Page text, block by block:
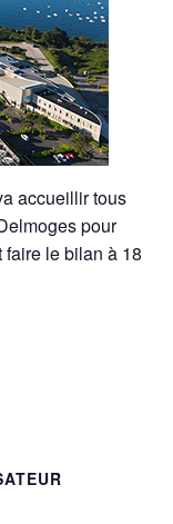
accueillir tous
pour
le bilan à 18